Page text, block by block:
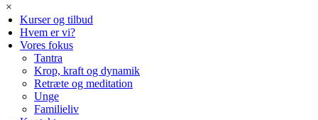
×
Kurser og tilbud
Hvem er vi?
Vores fokus
Tantra
Krop, kraft og dynamik
Retræte og meditation
Unge
Familieliv